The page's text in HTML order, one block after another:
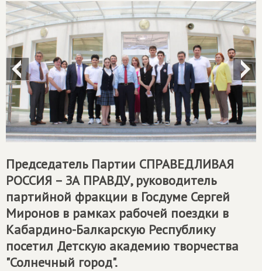
Председатель Партии СПРАВЕДЛИВАЯ
РОССИЯ – ЗА ПРАВДУ, руководитель
партийной фракции в Госдуме Сергей
Миронов в рамках рабочей поездки в
Кабардино-Балкарскую Республику
посетил Детскую академию творчества
"Солнечный город".